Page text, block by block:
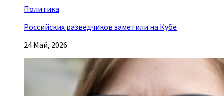
Политика
Российских разведчиков заметили на Кубе
24 Май, 2026